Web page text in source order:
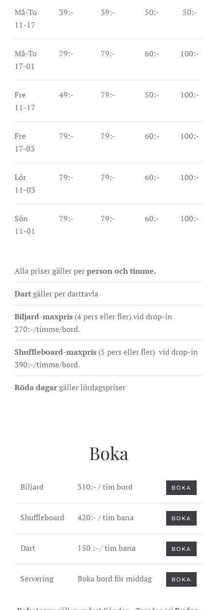
Må-To
11-17
39:- 39:- 50:- 50:-
Må-To
17-01
79:- 79:- 60:- 100:-
Fre
11-17
49:- 79:- 50:- 100:-
Fre
17-03
79:- 79:- 60:- 100:-
Lör
11-03
79:- 79:- 60:- 100:-
Sön
11-01
79:- 79:- 60:- 100:-
Alla priser gäller perperson och timme.
Dartgäller per darttavla
Biljard-maxpris (4 pers eller fler)vid drop-in
270:-/timme/bord.
Shuffleboard-maxpris (5 pers eller fler) vid drop-in
390:-/timme/bord.
Röda dagargäller lördagspriser
Boka
Biljard 310:- / tim bord BOKA
Shuffleboard 420:- / tim bana BOKA
Dart 150 :- / tim bana BOKA
Servering Boka bord för middag BOKA